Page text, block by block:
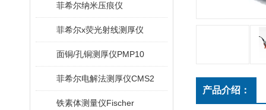
菲希尔纳米压痕仪
菲希尔x荧光射线测厚仪
面铜/孔铜测厚仪PMP10
菲希尔电解法测厚仪CMS2
铁素体测量仪Fischer
产品介绍：